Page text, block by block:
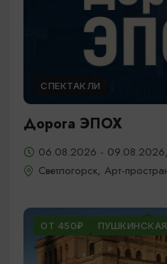
СПЕКТАКЛИ
Дорога ЭПОХ
06.08.2026 -
Светлогорск, Арт-
ОТ 450₽